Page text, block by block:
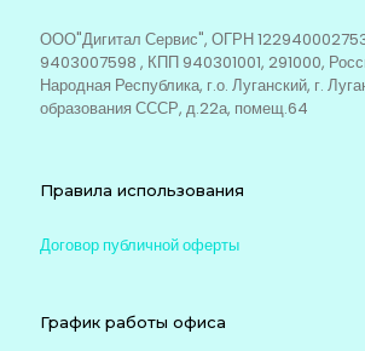
ООО"Дигитал Сервис", ОГРН
9403007598 , КПП 940301001, 291000,
Народная Республика, г.о. Луганский, г.
образования СССР, д.22а, помещ.64
Правила использования
Договор публичной оферты
График работы офиса